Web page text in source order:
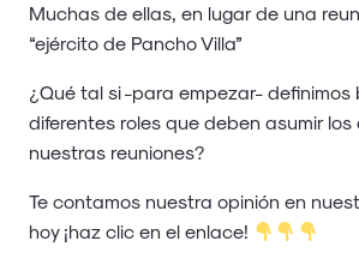
Muchas de ellas, en lugar de una
“ejército de Pancho Villa”
¿Qué tal si -para empezar- definimos
diferentes roles que deben asumir
nuestras reuniones?
Te contamos nuestra opinión en
hoy ¡haz clic en el enlace!